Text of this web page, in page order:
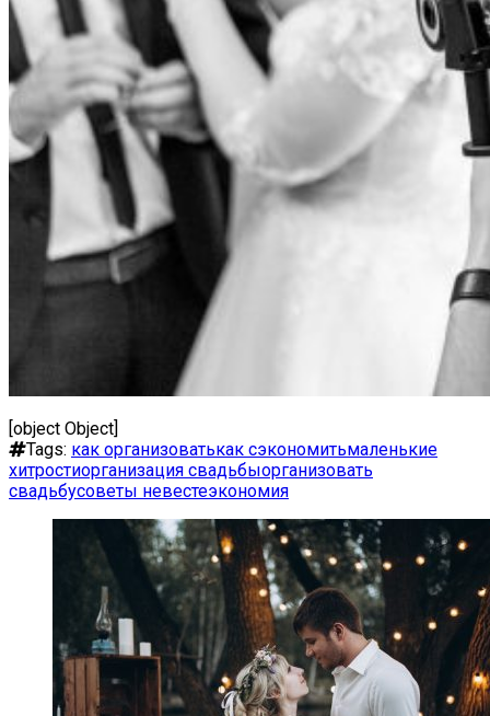
[object Object]
Tags: как организоватькак сэкономитьмаленькие
хитростиорганизация свадьбыорганизовать
свадьбусоветы невестеэкономия